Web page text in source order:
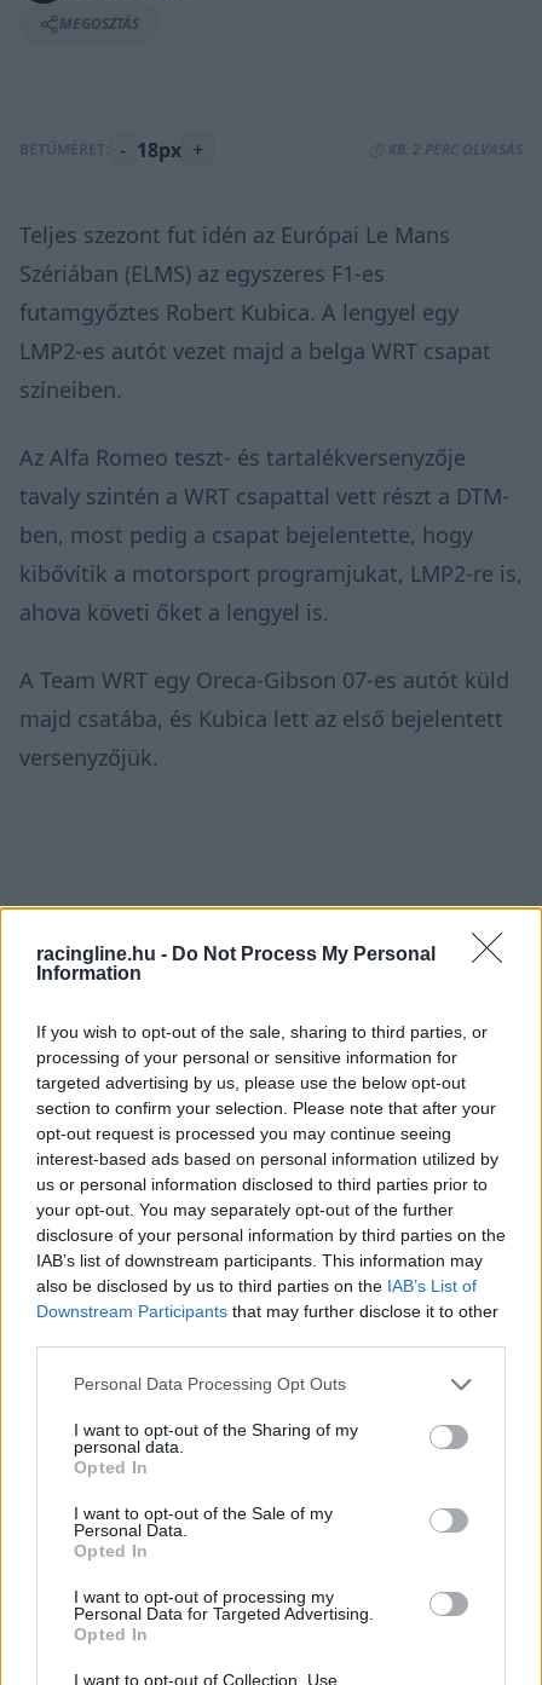
racingline.hu - Do Not Process My Personal
Information
If you wish to opt-out of the sale, sharing to third parties, or
processing of your personal or sensitive information for
targeted advertising by us, please use the below opt-out
section to confirm your selection. Please note that after your
opt-out request is processed you may continue seeing
interest-based ads based on personal information utilized by
us or personal information disclosed to third parties prior to
your opt-out. You may separately opt-out of the further
disclosure of your personal information by third parties on the
IAB’s list of downstream participants. This information may
also be disclosed by us to third parties on the IAB’s List of
Downstream Participants that may further disclose it to other
Please note that this website/app uses one or more Google
not limited to your visit or usage behaviour. You may click to
grant or deny consent to Google and its third-party tags to
use your data for below specified purposes in below Google
consent section.
Personal Data Processing Opt Outs
I want to opt-out of the Sharing of my
personal data.
Opted In
I want to opt-out of the Sale of my
Personal Data.
Opted In
I want to opt-out of processing my
Personal Data for Targeted Advertising.
Opted In
I want to opt-out of Collection, Use,
MEGOSZTÁS
BETŰMÉRET: - 18px + ⏱️ KB. 2 PERC OLVASÁS
Teljes szezont fut idén az Európai Le Mans
Szériában (ELMS) az egyszeres F1-es
futamgyőztes Robert Kubica. A lengyel egy
LMP2-es autót vezet majd a belga WRT csapat
színeiben.
Az Alfa Romeo teszt- és tartalékversenyzője
tavaly szintén a WRT csapattal vett részt a DTM-
ben, most pedig a csapat bejelentette, hogy
kibővítik a motorsport programjukat, LMP2-re is,
ahova követi őket a lengyel is.
A Team WRT egy Oreca-Gibson 07-es autót küld
majd csatába, és Kubica lett az első bejelentett
versenyzőjük.
Kubica számára a hosszútávú versenyzés sem
lesz ismeretlen, hiszen idén rajthoz állt a
daytonai 24 órásversenyen is.
„Nagyon örülök, hogy csatlakozhatok a WRT
istállóhoz, ami fegy új fejezet lesz a karrieremben,
és egy új kihívás a csapatnak. Számos újdonságot
ami tele van erős és versenyképes ellenfelekkel és
szezonom a hosszútávú versenyzésben. Az autó
megosztását már a daytonai 24 óráson